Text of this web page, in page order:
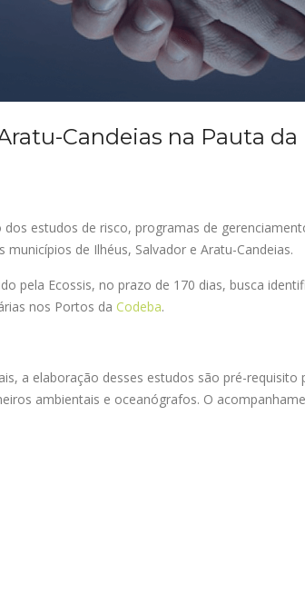
Candeias na Pauta da
estudos de risco, programas de
municípios de Ilhéus, Salvador e Aratu-Candeias.
pela Ecossis, no prazo de 170 dias, busca
nos Portos da Codeba.
a elaboração desses estudos são pré-
ambientais e oceanógrafos. O